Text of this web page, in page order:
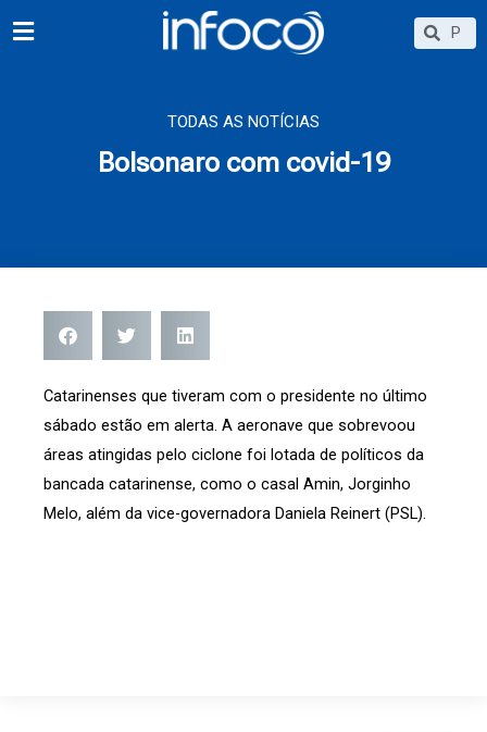
para
Search
TODAS AS NOTÍCIAS
Bolsonaro com covid-19
Catarinenses que tiveram com o presidente no último
sábado estão em alerta. A aeronave que sobrevoou
áreas atingidas pelo ciclone foi lotada de políticos da
bancada catarinense, como o casal Amin, Jorginho
Melo, além da vice-governadora Daniela Reinert (PSL).